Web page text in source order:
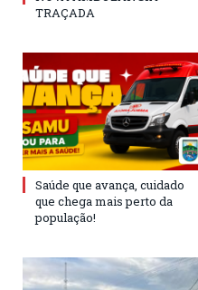
TRAÇADA
Saúde que avança, cuidado
que chega mais perto da
população!